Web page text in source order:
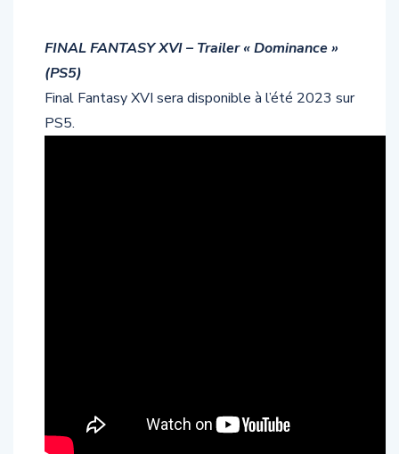
FINAL FANTASY XVI – Trailer « Dominance »
(PS5)
Final Fantasy XVI sera disponible à l’été 2023 sur
PS5.